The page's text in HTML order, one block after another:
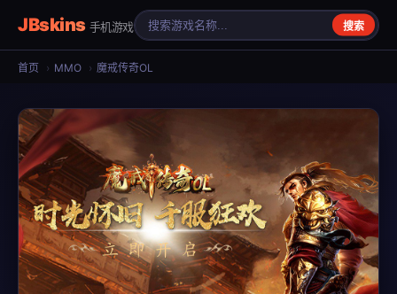
JBskins 手机游戏 搜索
首页 › MMO › 魔戒传奇OL